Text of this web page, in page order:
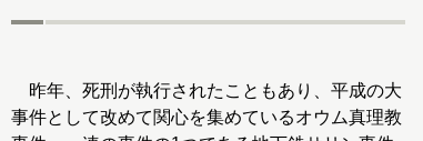
昨年、死刑が執行されたこともあり、平成の大
事件として改めて関心を集めているオウム真理教